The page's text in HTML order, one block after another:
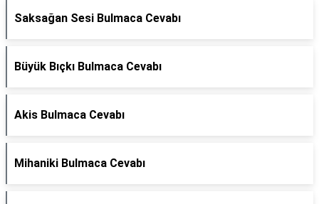
Saksağan Sesi Bulmaca Cevabı
Büyük Bıçkı Bulmaca Cevabı
Akis Bulmaca Cevabı
Mihaniki Bulmaca Cevabı